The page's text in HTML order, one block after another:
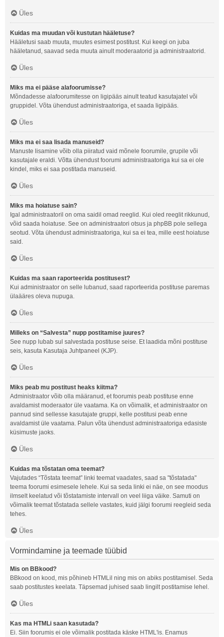
Üles
Kuidas ma muudan või kustutan hääletuse?
Hääletusi saab muuta, muutes esimest postitust. Kui keegi on juba
hääletanud, saavad seda muuta ainult moderaatorid ja administraatorid.
Üles
Miks ma ei pääse alafoorumisse?
Mõndadesse alafoorumitesse on ligipääs ainult teatud kasutajatel või
gruppidel. Võta ühendust administraatoriga, et saada ligipääs.
Üles
Miks ma ei saa lisada manuseid?
Manuste lisamine võib olla piiratud vaid mõnele foorumile, grupile või
kasutajale eraldi. Võtta ühendust foorumi administraatoriga kui sa ei ole
kindel, miks ei saa postitada manuseid.
Üles
Miks ma hoiatuse sain?
Igal administraatoril on oma saidil omad reeglid. Kui oled reeglit rikkunud,
võid saada hoiatuse. See on administraatori otsus ja phpBB pole sellega
seotud. Võta ühendust administraatoriga, kui sa ei tea, mille eest hoiatuse
said.
Üles
Kuidas ma saan raporteerida postitusest?
Kui administraator on selle lubanud, saad raporteerida postituse paremas
ülaääres oleva nupuga.
Üles
Milleks on “Salvesta” nupp postitamise juures?
See nupp lubab sul salvestada postituse seise. Et laadida mõni postituse
seis, kasuta Kasutaja Juhtpaneel (KJP).
Üles
Miks peab mu postitust heaks kiitma?
Administraator võib olla määranud, et foorumis peab postituse enne
avaldamist moderaator üle vaatama. Ka on võimalik, et administraator on
pannud sind sellesse kasutajate gruppi, kelle postitusi peab enne
avaldamist üle vaatama. Palun võta ühendust administraatoriga edasiste
küsimuste jaoks.
Üles
Kuidas ma tõstatan oma teemat?
Vajutades “Tõstata teemat” linki teemat vaadates, saad sa "tõstatada"
teema foorumi esimesele lehele. Kui sa seda linki ei näe, on see moodus
ilmselt keelatud või tõstatamiste intervall on veel liiga väike. Samuti on
võimalik teemat tõstatada sellele vastates, kuid jälgi foorumi reegleid seda
tehes.
Üles
Vormindamine ja teemade tüübid
Mis on BBkood?
BBkood on kood, mis põhineb HTMLil ning mis on abiks postitamisel. Seda
saab postitustes keelata. Täpsemad juhised saab lingilt postitamise lehel.
Üles
Kas ma HTMLi saan kasutada?
Ei. Siin foorumis ei ole võimalik postitada käske HTML'is. Enamus